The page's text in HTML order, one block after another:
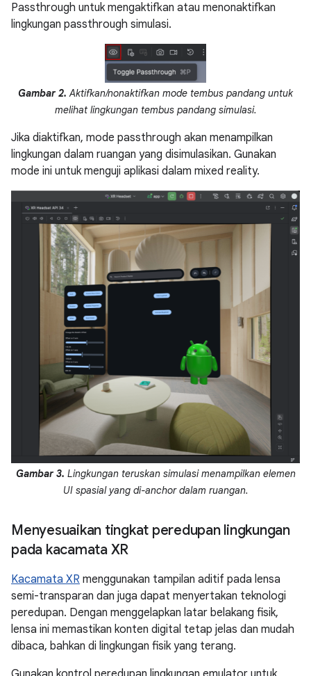
Passthrough untuk mengaktifkan atau menonaktifkan
lingkungan passthrough simulasi.
Gambar 2. Aktifkan/nonaktifkan mode tembus pandang untuk
melihat lingkungan tembus pandang simulasi.
Jika diaktifkan, mode passthrough akan menampilkan
lingkungan dalam ruangan yang disimulasikan. Gunakan
mode ini untuk menguji aplikasi dalam mixed reality.
Gambar 3. Lingkungan teruskan simulasi menampilkan elemen
UI spasial yang di-anchor dalam ruangan.
Menyesuaikan tingkat peredupan lingkungan
pada kacamata XR
Kacamata XR menggunakan tampilan aditif pada lensa
semi-transparan dan juga dapat menyertakan teknologi
peredupan. Dengan menggelapkan latar belakang fisik,
lensa ini memastikan konten digital tetap jelas dan mudah
dibaca, bahkan di lingkungan fisik yang terang.